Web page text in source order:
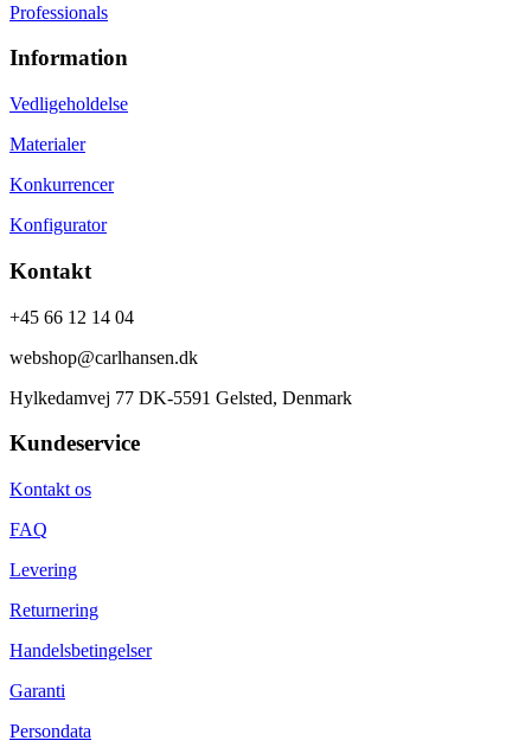
Professionals
Information
Vedligeholdelse
Materialer
Konkurrencer
Konfigurator
Kontakt
+45 66 12 14 04
webshop@carlhansen.dk
Hylkedamvej 77 DK-5591 Gelsted, Denmark
Kundeservice
Kontakt os
FAQ
Levering
Returnering
Handelsbetingelser
Garanti
Persondata